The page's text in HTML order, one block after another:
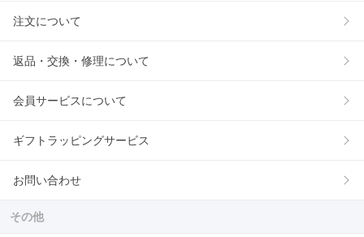
注文について
返品・交換・修理について
会員サービスについて
ギフトラッピングサービス
お問い合わせ
その他